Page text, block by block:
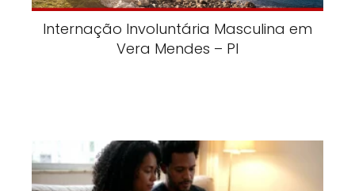
Internação Involuntária Masculina em
Vera Mendes – PI